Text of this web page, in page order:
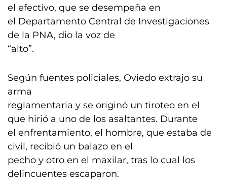
el efectivo, que se desempeña en
el Departamento Central de Investigaciones
de la PNA, dio la voz de
“alto”.
Según fuentes policiales, Oviedo extrajo su
arma
reglamentaria y se originó un tiroteo en el
que hirió a uno de los asaltantes. Durante
el enfrentamiento, el hombre, que estaba de
civil, recibió un balazo en el
pecho y otro en el maxilar, tras lo cual los
delincuentes escaparon.